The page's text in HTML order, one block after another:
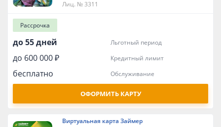
Лиц. № 3311
Рассрочка
до 55 дней льготный период
до 600 000 ₽ кредитный лимит
бесплатно обслуживание
ОФОРМИТЬ КАРТУ
Виртуальная карта Займер